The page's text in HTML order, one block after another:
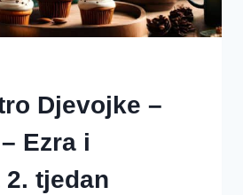
Djevojke –
Ezra i
2. tjedan